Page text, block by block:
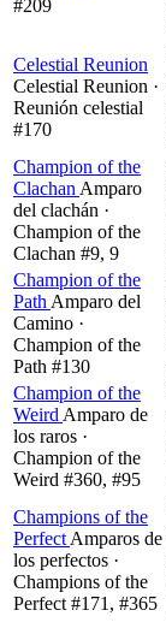
#209
Celestial Reunion
Celestial Reunion ·
Reunión celestial
#170
Champion of the
Clachan Amparo
del clachán ·
Champion of the
Clachan #9, 9
Champion of the
Path Amparo del
Camino ·
Champion of the
Path #130
Champion of the
Weird Amparo de
los raros ·
Champion of the
Weird #360, #95
Champions of the
Perfect Amparos de
los perfectos ·
Champions of the
Perfect #171, #365